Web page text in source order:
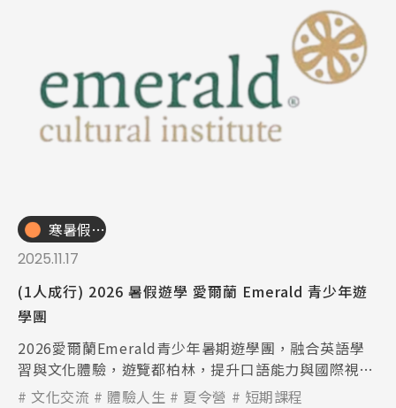
寒暑假遊學團
2025.11.17
(1人成行) 2026 暑假遊學 愛爾蘭 Emerald 青少年遊
學團
2026愛爾蘭Emerald青少年暑期遊學團，融合英語學
習與文化體驗，遊覽都柏林，提升口語能力與國際視
野，打造充實難忘的暑假。
文化交流 體驗人生 夏令營 短期課程